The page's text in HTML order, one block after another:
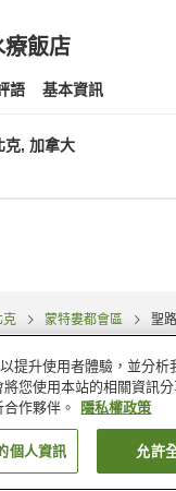
療飯店
語 基本資訊
克, 加拿大
克 蒙特婁都會區 聖
找客房
提升使用者體驗，並分析
您使用本站的相關資訊
作夥伴。
隱私權政策
個人資訊 允許